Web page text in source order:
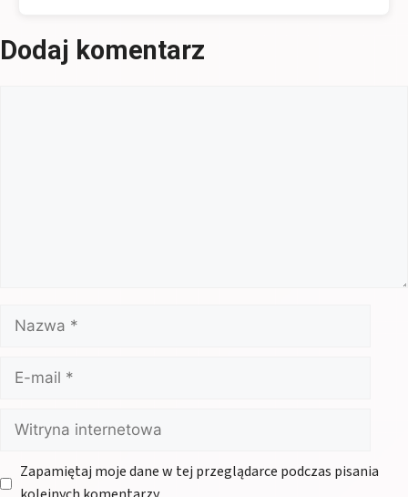
Dodaj komentarz
Nazwa
mail
Witryna
internetowa
Zapamiętaj moje dane w tej przeglądarce podczas pisania